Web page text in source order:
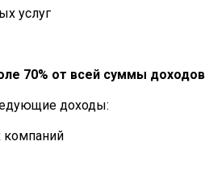
услуг
70% от всей суммы доходов
доходы:
компаний